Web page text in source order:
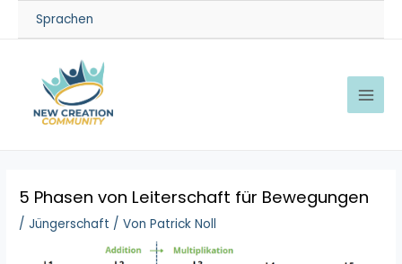
Sprachen
5 Phasen von Leiterschaft für Bewegungen
/Jüngerschaft / VonPatrick Noll